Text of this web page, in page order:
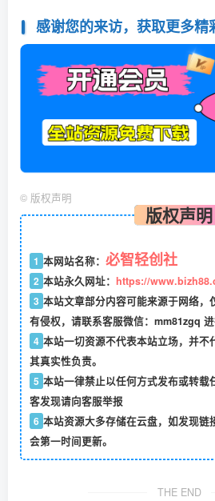
感谢您的来访，获取更多精
© 版权声明
版权声明
1 本网站名称： 必智轻创社
2 本站永久网址： https://
3 本站文章部分内容可能来源于网络，
有侵权，请联系客服微信：mm81zgq 进
4 本站一切资源不代表本站立场，并不
其真实性负责。
5 本站一律禁止以任何方式发布或转载
客发现请向客服举报
6 本站资源大多存储在云盘，如发现链
会第一时间更新。
THE END